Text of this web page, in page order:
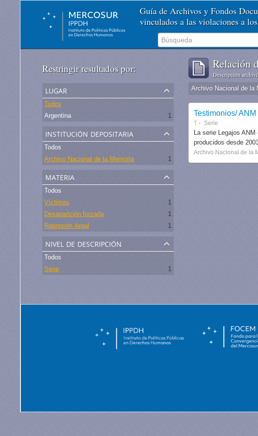
Guía de Archivos y Fondos
vinculados a las violaciones a
Restringir resultados por:
lugar
Todos
Argentina
1
institución depositaria
Todos
Archivo Nacional de la Memoria
1
materia
Todos
Víctimas
1
Desaparición forzada
1
Represión ilegal
1
nivel de descripción
Todos
Serie
1
Relación
Descripción
Archivo Nacional de la
Testimonios/ ANM
T Serie
La serie Legajos
producidos desde
Archivo Nacional de la